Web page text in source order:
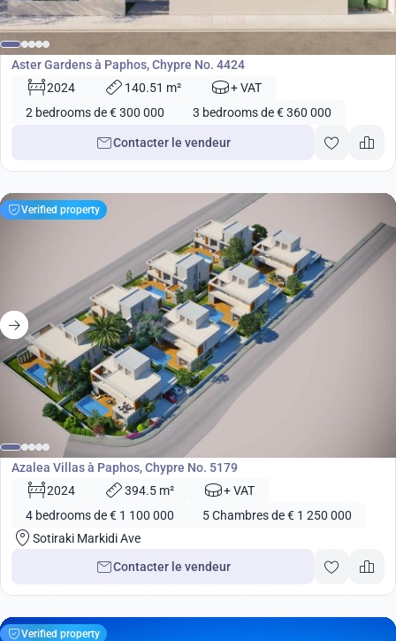
de€300 000
Développement
Aster Gardens à Paphos, Chypre No. 4424
2024
140.51 m²
+ VAT
2 bedrooms de € 300 000
3 bedrooms de € 360 000
Contacter le vendeur
Verified property
€1 100 000
Développement
Azalea Villas à Paphos, Chypre No. 5179
2024
394.5 m²
+ VAT
4 bedrooms de € 1 100 000
5 Chambres de € 1 250 000
Sotiraki Markidi Ave
Contacter le vendeur
Verified property